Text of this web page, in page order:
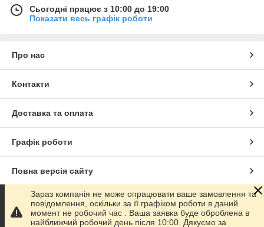
Сьогодні працює з 10:00 до 19:00
Показати весь графік роботи
Про нас
Контакти
Доставка та оплата
Графік роботи
Повна версія сайту
Сайт створено на маркетплейсіProm.ua
Зараз компанія не може опрацювати ваше замовлення та
повідомлення, оскільки за її графіком роботи в даний
момент не робочий час . Ваша заявка буде оброблена в
найближчий робочий день після 10:00. Дякуємо за